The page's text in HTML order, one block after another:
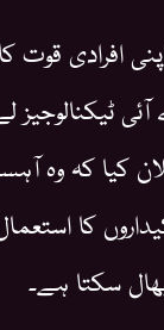
افرادی قوت
ٹیکنالوجیز
کیا کہ وہ
کا
سکتا ہے۔